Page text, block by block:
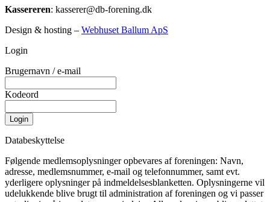
Kassereren: kasserer@db-forening.dk
Design & hosting – Webhuset Ballum ApS
Login
Brugernavn / e-mail
Kodeord
Login
Databeskyttelse
Følgende medlemsoplysninger opbevares af foreningen: Navn,
adresse, medlemsnummer, e-mail og telefonnummer, samt evt.
yderligere oplysninger på indmeldelsesblanketten. Oplysningerne vil
udelukkende blive brugt til administration af foreningen og vi passer